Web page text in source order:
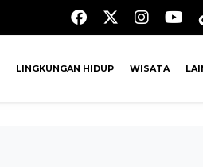
LINGKUNGAN HIDUP WISATA